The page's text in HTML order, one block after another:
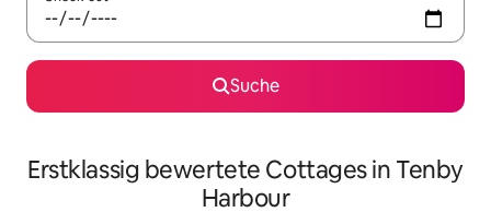
Suche
Erstklassig bewertete Cottages in Tenby
Harbour